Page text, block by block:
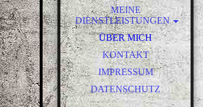
MEINE
DIENSTLEISTUNGEN
ABLAGE-ORGANISATION
BUCHFÜHRUNG
PC-HILFESTELLUNG
ÜBER MICH
KONTAKT
IMPRESSUM
DATENSCHUTZ